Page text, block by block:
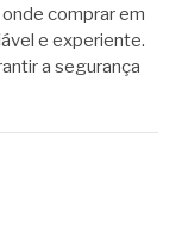
comprar em
e experiente.
a segurança